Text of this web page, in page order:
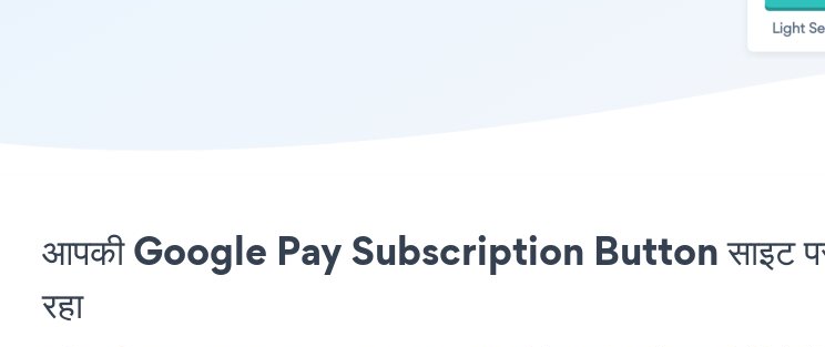
आपकी Google Pay Subscription Button साइट पर
रहा